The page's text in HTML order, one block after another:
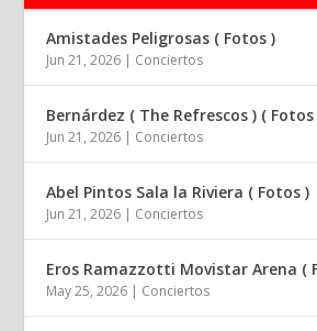
Amistades Peligrosas ( Fotos )
Jun 21, 2026 | Conciertos
Bernárdez ( The Refrescos ) ( Fotos
Jun 21, 2026 | Conciertos
Abel Pintos Sala la Riviera ( Fotos )
Jun 21, 2026 | Conciertos
Eros Ramazzotti Movistar Arena (
May 25, 2026 | Conciertos